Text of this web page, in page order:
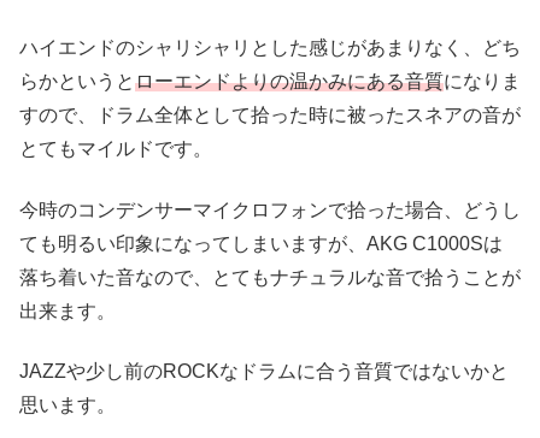
ハイエンドのシャリシャリとした感じがあまりなく、どち
らかというとローエンドよりの温かみにある音質になりま
すので、ドラム全体として拾った時に被ったスネアの音が
とてもマイルドです。
今時のコンデンサーマイクロフォンで拾った場合、どうし
ても明るい印象になってしまいますが、AKG C1000Sは
落ち着いた音なので、とてもナチュラルな音で拾うことが
出来ます。
JAZZや少し前のROCKなドラムに合う音質ではないかと
思います。